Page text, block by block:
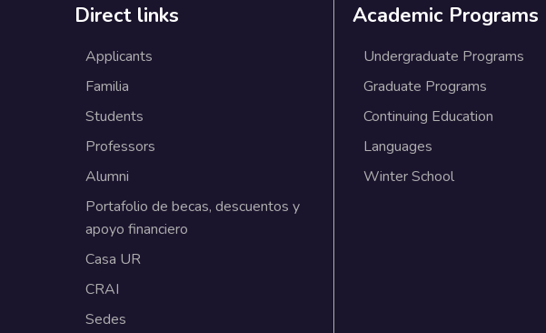
Direct links
Applicants
Familia
Students
Professors
Alumni
Portafolio de becas, descuentos y
apoyo financiero
Casa UR
CRAI
Sedes
Academic Programs
Undergraduate Programs
Graduate Programs
Continuing Education
Languages
Winter School